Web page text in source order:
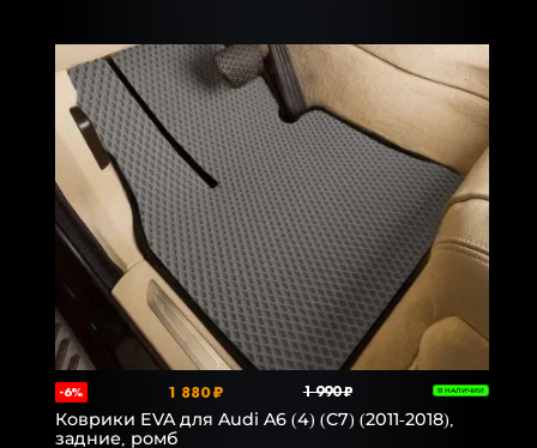
-6% 1 880 ₽ 1 990 ₽ В НАЛИЧИИ
Коврики EVA для Audi A6 (4) (C7) (2011-2018),
задние, ромб